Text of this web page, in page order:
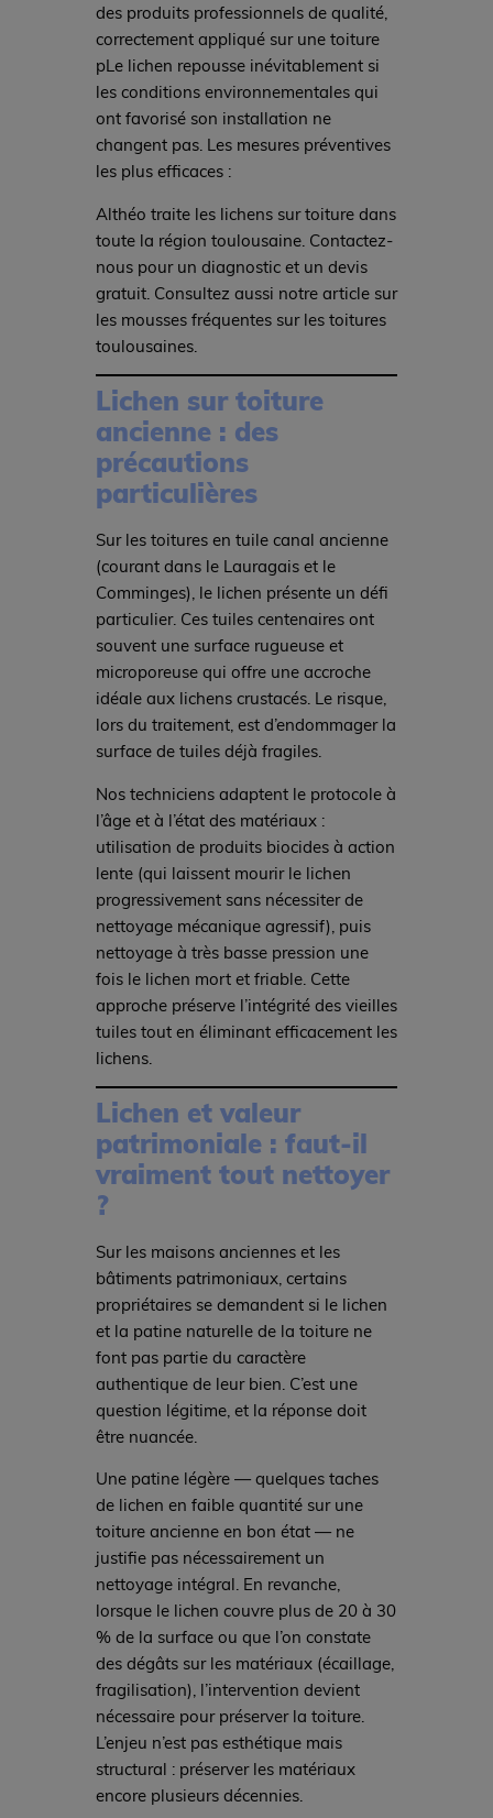
des produits professionnels de qualité,
correctement appliqué sur une toiture
pLe lichen repousse inévitablement si
les conditions environnementales qui
ont favorisé son installation ne
changent pas. Les mesures préventives
les plus efficaces :
Althéo traite les lichens sur toiture dans
toute la région toulousaine. Contactez-
nous pour un diagnostic et un devis
gratuit. Consultez aussi notre article sur
les mousses fréquentes sur les toitures
toulousaines.
Lichen sur toiture
ancienne : des
précautions
particulières
Sur les toitures en tuile canal ancienne
(courant dans le Lauragais et le
Comminges), le lichen présente un défi
particulier. Ces tuiles centenaires ont
souvent une surface rugueuse et
microporeuse qui offre une accroche
idéale aux lichens crustacés. Le risque,
lors du traitement, est d’endommager la
surface de tuiles déjà fragiles.
Nos techniciens adaptent le protocole à
l’âge et à l’état des matériaux :
utilisation de produits biocides à action
lente (qui laissent mourir le lichen
progressivement sans nécessiter de
nettoyage mécanique agressif), puis
nettoyage à très basse pression une
fois le lichen mort et friable. Cette
approche préserve l’intégrité des vieilles
tuiles tout en éliminant efficacement les
lichens.
Lichen et valeur
patrimoniale : faut-il
vraiment tout nettoyer
?
Sur les maisons anciennes et les
bâtiments patrimoniaux, certains
propriétaires se demandent si le lichen
et la patine naturelle de la toiture ne
font pas partie du caractère
authentique de leur bien. C’est une
question légitime, et la réponse doit
être nuancée.
Une patine légère — quelques taches
de lichen en faible quantité sur une
toiture ancienne en bon état — ne
justifie pas nécessairement un
nettoyage intégral. En revanche,
lorsque le lichen couvre plus de 20 à 30
% de la surface ou que l’on constate
des dégâts sur les matériaux (écaillage,
fragilisation), l’intervention devient
nécessaire pour préserver la toiture.
L’enjeu n’est pas esthétique mais
structural : préserver les matériaux
encore plusieurs décennies.